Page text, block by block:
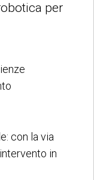
per
con la via
in